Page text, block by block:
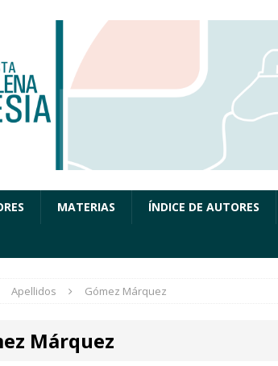
MATERIAS ÍNDICE DE AUTORES
Apellidos Gómez Márquez
Márquez